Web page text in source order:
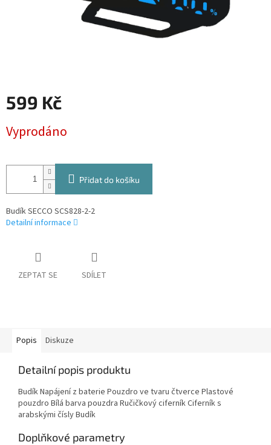
599 Kč
cena:
Vyprodáno
Přidat do košíku
Budík SECCO SCS828-2-2
Detailní informace
ZEPTAT SE SDÍLET
Popis Diskuze
Detailní popis produktu
Budík Napájení z baterie Pouzdro ve tvaru čtverce Plastové
pouzdro Bílá barva pouzdra Ručičkový ciferník Ciferník s
arabskými čísly Budík
Doplňkové parametry